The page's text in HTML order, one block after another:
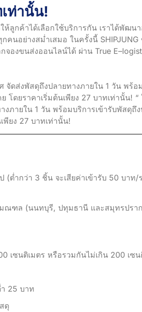
ท่านั้น!
ห้ลูกค้าได้เลือกใช้บริการกัน เราได้พัฒน
คนอย่างสม่ำเสมอ ในครั้งนี้ SHIPJUNG
องขนส่งออนไลน์ได้ ผ่าน True
จัดส่งพัสดุถึงปลายทางภายใน 1 วัน พร้อ
โดยราคาเริ่มต้นเพียง 27 บาทเท่านั้น! “
ภายใน 1 วัน พร้อมบริการเข้ารับพัสดุถึ
พียง 27 บาทเท่านั้น!
ต่ำกว่า 3 ชิ้น จะเสียค่าเข้ารับ 50 บาท/
มณฑล (นนทบุรี, ปทุมธานี และสมุทรปรา
เซนติเมตร หรือรวมกันไม่เกิน 200 เซน
25 บาท
ดุ